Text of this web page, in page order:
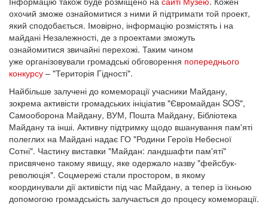
охочий зможе ознайомитися з ними й підтримати той проект,
який сподобається. Імовірно, інформацію розмістять і на
майдані Незалежності, де з проектами зможуть
ознайомитися звичайні перехожі. Таким чином
уже організовували громадські обговорення попереднього
конкурсу – "Територія Гідності".
Найбільше залучені до комеморації учасники Майдану,
зокрема активісти громадських ініціатив "Євромайдан SOS",
Самооборона Майдану, ВУМ, Пошта Майдану, Бібліотека
Майдану та інші. Активну підтримку щодо вшанування пам'яті
полеглих на Майдані надає ГО "Родини Героїв Небесної
Сотні". Частину виставки "Майдан: ландшафти пам'яті"
присвячено такому явищу, яке одержало назву "фейсбук-
революція". Соцмережі стали простором, в якому
координували дії активісти під час Майдану, а тепер із їхньою
допомогою громадськість залучається до процесу комеморації.